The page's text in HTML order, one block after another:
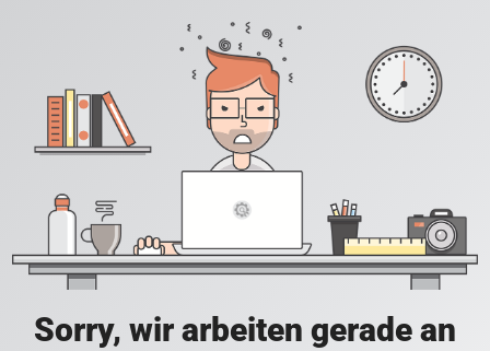
Sorry, wir arbeiten gerade an